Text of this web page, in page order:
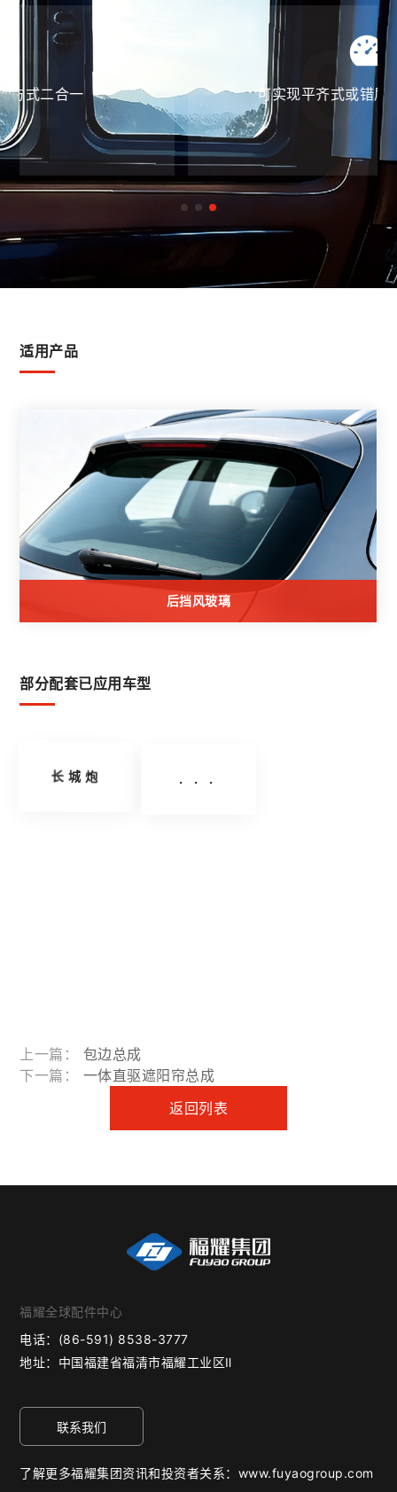
03
可实现平齐式或错层式的外观造型
适用产品
后挡风玻璃
部分配套已应用车型
长城炮 . . .
上一篇： 包边总成
返回列表
下一篇： 一体直驱遮阳帘总成
福耀全球配件中心
电话： (86-591) 8538-3777
地址： 中国福建省福清市福耀工业区Ⅱ
联系我们
了解更多福耀集团资讯和投资者关系：www.fuyaogroup.com